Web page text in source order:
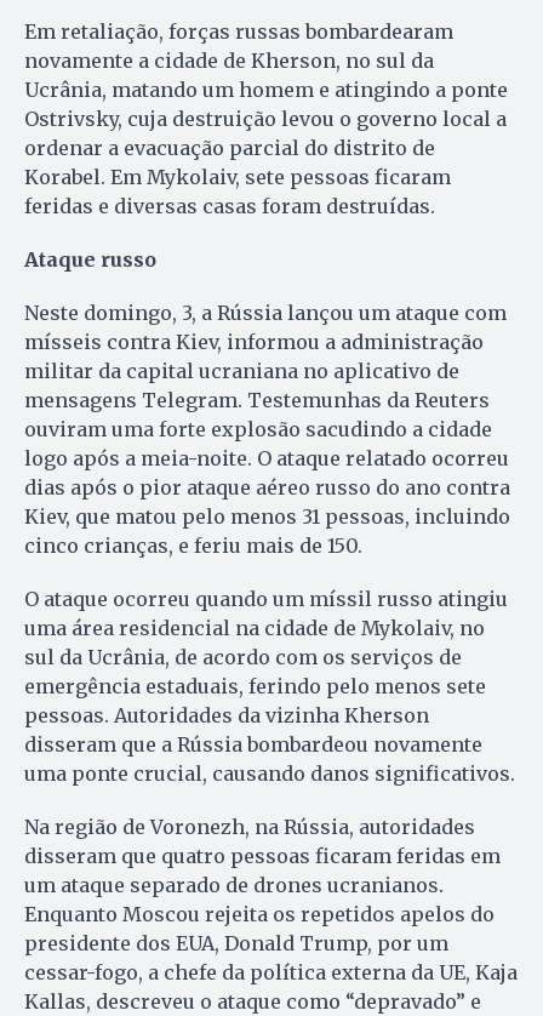
Em retaliação, forças russas bombardearam
novamente a cidade de Kherson, no sul da
Ucrânia, matando um homem e atingindo a ponte
Ostrivsky, cuja destruição levou o governo local a
ordenar a evacuação parcial do distrito de
Korabel. Em Mykolaiv, sete pessoas ficaram
feridas e diversas casas foram destruídas.
Ataque russo
Neste domingo, 3, a Rússia lançou um ataque com
mísseis contra Kiev, informou a administração
militar da capital ucraniana no aplicativo de
mensagens Telegram. Testemunhas da Reuters
ouviram uma forte explosão sacudindo a cidade
logo após a meia-noite. O ataque relatado ocorreu
dias após o pior ataque aéreo russo do ano contra
Kiev, que matou pelo menos 31 pessoas, incluindo
cinco crianças, e feriu mais de 150.
O ataque ocorreu quando um míssil russo atingiu
uma área residencial na cidade de Mykolaiv, no
sul da Ucrânia, de acordo com os serviços de
emergência estaduais, ferindo pelo menos sete
pessoas. Autoridades da vizinha Kherson
disseram que a Rússia bombardeou novamente
uma ponte crucial, causando danos significativos.
Na região de Voronezh, na Rússia, autoridades
disseram que quatro pessoas ficaram feridas em
um ataque separado de drones ucranianos.
Enquanto Moscou rejeita os repetidos apelos do
presidente dos EUA, Donald Trump, por um
cessar-fogo, a chefe da política externa da UE, Kaja
Kallas, descreveu o ataque como “depravado” e